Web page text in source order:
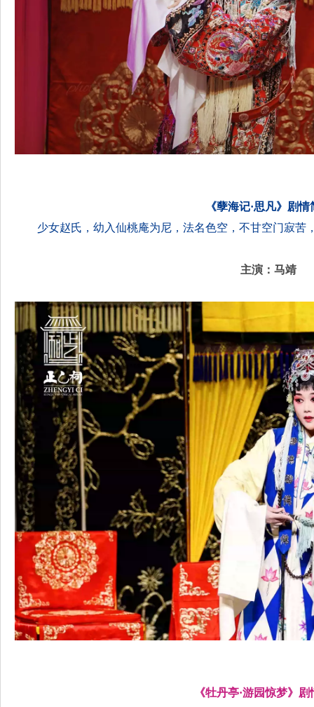
《孽海记·思凡》剧情
少女赵氏，幼入仙桃庵为尼，法名色空，不甘空门寂苦
主演：马靖
《牡丹亭·游园惊梦》剧